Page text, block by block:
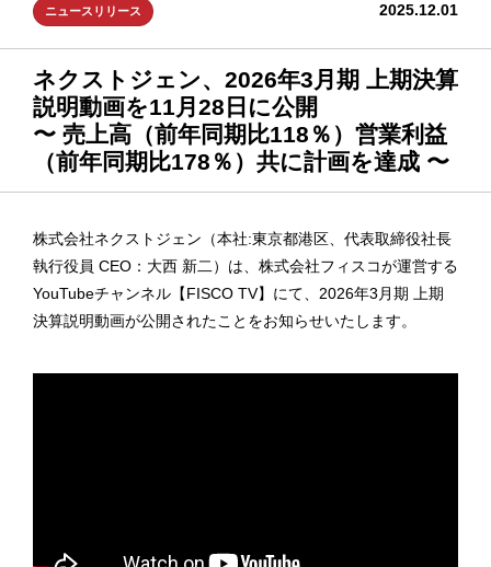
ニュースリリース 2025.12.01
ネクストジェン、2026年3月期 上期決算
説明動画を11月28日に公開
〜 売上高（前年同期比118％）営業利益
（前年同期比178％）共に計画を達成 〜
株式会社ネクストジェン（本社:東京都港区、代表取締役社長
執行役員 CEO：大西 新二）は、株式会社フィスコが運営する
YouTubeチャンネル【FISCO TV】にて、2026年3月期 上期
決算説明動画が公開されたことをお知らせいたします。